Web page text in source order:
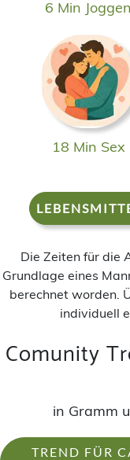
6 Min Joggen
18 Min Sex
Die Zeiten für die
Grundlage eines
berechnet worden.
individuell
Comunity
in Gramm
TREND FÜR